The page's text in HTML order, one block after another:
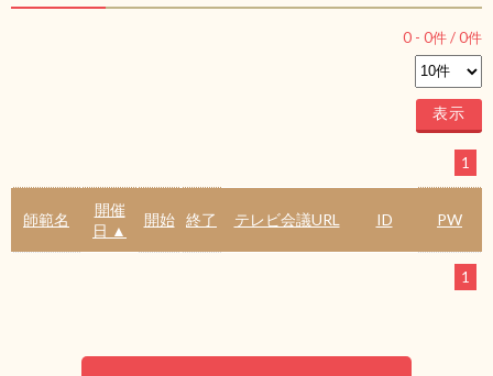
0 - 0件 /0件
1
師範名
開催
日 ▲
開始 終了 テレビ会議URL ID PW
1